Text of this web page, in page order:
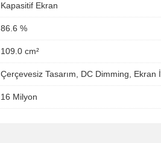
Kapasitif Ekran
86.6 %
109.0 cm²
Çerçevesiz Tasarım, DC Dimming, Ekran
16 Milyon